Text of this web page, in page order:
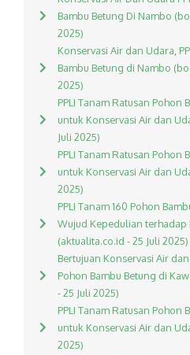
Bambu Betung Di Nambo
2025)
Konservasi Air dan Udara,
Bambu Betung di Nambo
2025)
PPLI Tanam Ratusan Pohon
untuk Konservasi Air dan
Juli 2025)
PPLI Tanam Ratusan Pohon
untuk Konservasi Air dan
2025)
PPLI Tanam 160 Pohon
Wujud Kepedulian
(aktualita.co.id - 25 Juli 2025)
Bertujuan Konservasi Air
Pohon Bambu Betung di
- 25 Juli 2025)
PPLI Tanam Ratusan Pohon
untuk Konservasi Air dan
2025)